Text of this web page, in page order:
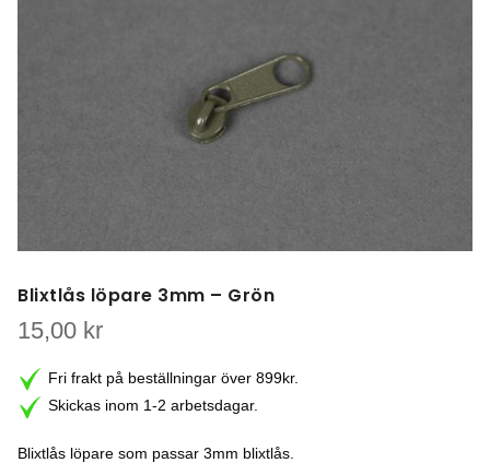
Blixtlås löpare 3mm – Grön
15,00 kr
Fri frakt på beställningar över 899kr.
Skickas inom 1-2 arbetsdagar.
Blixtlås löpare som passar 3mm blixtlås.